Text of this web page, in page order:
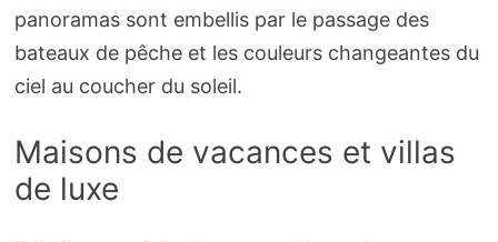
panoramas sont embellis par le passage des
bateaux de pêche et les couleurs changeantes du
ciel au coucher du soleil.
Maisons de vacances et villas
de luxe